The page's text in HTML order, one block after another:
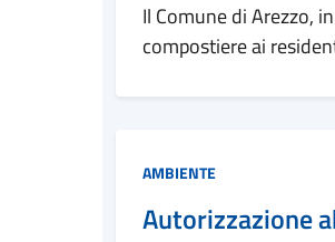
Il Comune di Arezzo,
compostiere ai
Categoria:
AMBIENTE
Autorizzazione